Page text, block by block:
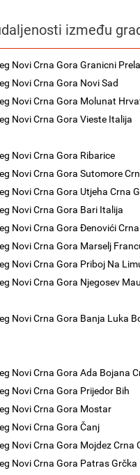
između
Novi Crna Gora Granicni
Novi Crna Gora Novi Sad
Novi Crna Gora Molunat
Novi Crna Gora Vieste Italija
Novi Crna Gora Ribarice
Novi Crna Gora Sutomore
Novi Crna Gora Utjeha Crna
Novi Crna Gora Bari Italija
Novi Crna Gora Đenovići
Novi Crna Gora Marselj
Novi Crna Gora Priboj Na
Novi Crna Gora Njegosev
Novi Crna Gora Banja Luka
Novi Crna Gora Ada Bojana
Novi Crna Gora Prijedor Bih
Novi Crna Gora Mostar
Novi Crna Gora Čanj
Novi Crna Gora Mojdez Crna
Novi Crna Gora Patras Grčka